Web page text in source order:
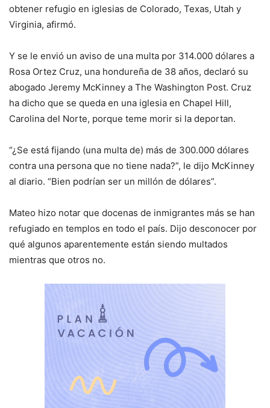
obtener refugio en iglesias de Colorado, Texas, Utah y
Virginia, afirmó.
Y se le envió un aviso de una multa por 314.000 dólares a
Rosa Ortez Cruz, una hondureña de 38 años, declaró su
abogado Jeremy McKinney a The Washington Post. Cruz
ha dicho que se queda en una iglesia en Chapel Hill,
Carolina del Norte, porque teme morir si la deportan.
“¿Se está fijando (una multa de) más de 300.000 dólares
contra una persona que no tiene nada?”, le dijo McKinney
al diario. “Bien podrían ser un millón de dólares”.
Mateo hizo notar que docenas de inmigrantes más se han
refugiado en templos en todo el país. Dijo desconocer por
qué algunos aparentemente están siendo multados
mientras que otros no.